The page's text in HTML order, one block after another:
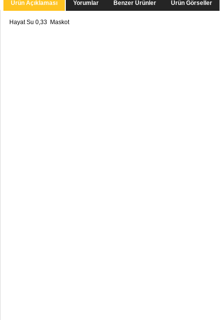
Ürün Açıklaması Yorumlar Benzer Ürünler Ürün Görseller
Hayat Su 0,33 Maskot